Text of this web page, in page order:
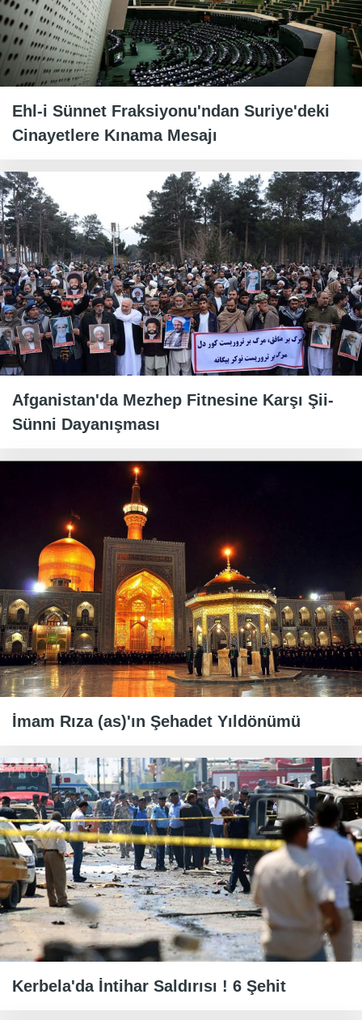
Ehl-i Sünnet Fraksiyonu'ndan Suriye'deki
Cinayetlere Kınama Mesajı
Afganistan'da Mezhep Fitnesine Karşı Şii-
Sünni Dayanışması
İmam Rıza (as)'ın Şehadet Yıldönümü
Kerbela'da İntihar Saldırısı ! 6 Şehit